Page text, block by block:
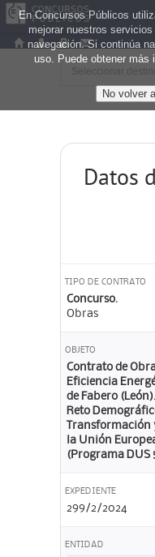
Datos
TIPO DE CONTRATO
Concurso.
Obras
OBJETO
Contrato de
Eficiencia
de Fabero
Reto
Transformación
la Unión
(Programa DUS
EXPEDIENTE
299/2/2024
ENTIDAD
En Concursos Públicos
mejorar nuestros
navegación. Si continúa
uso. Puede obtener más